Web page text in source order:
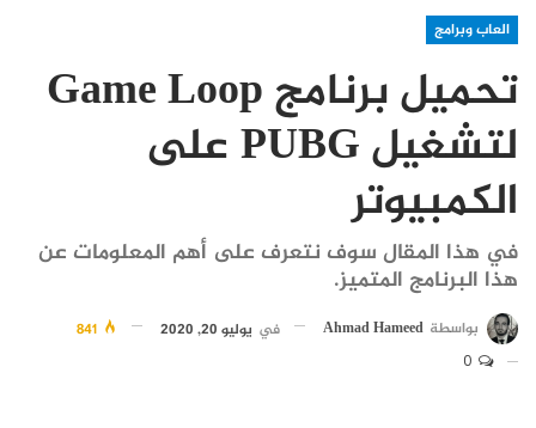
العاب وبرامج
تحميل برنامج Game Loop
لتشغيل PUBG على
الكمبيوتر
في هذا المقال سوف نتعرف على أهم المعلومات عن
هذا البرنامج المتميز.
بواسطة Ahmad Hameed في يوليو 20, 2020